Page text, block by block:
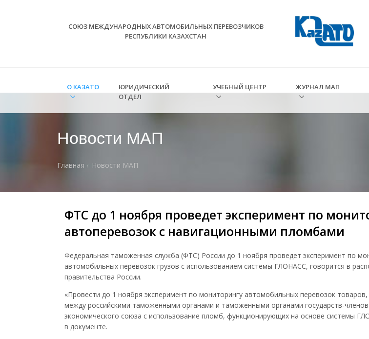
СОЮЗ МЕЖДУНАРОДНЫХ АВТОМОБИЛЬНЫХ ПЕРЕВОЗЧИКОВ
РЕСПУБЛИКИ КАЗАХСТАН
О КАЗАТО
ЮРИДИЧЕСКИЙ
ОТДЕЛ
УЧЕБНЫЙ ЦЕНТР ЖУРНАЛ МАП
Новости МАП
Главная Новости МАП
ФТС до 1 ноября проведет эксперимент по
автоперевозок с навигационными пломбами
Федеральная таможенная служба (ФТС) России до 1 ноября проведет эксперимент по
автомобильных перевозок грузов с использованием системы ГЛОНАСС, говорится в
правительства России.
«Провести до 1 ноября эксперимент по мониторингу автомобильных перевозок
между российскими таможенными органами и таможенными органами государств-членов
экономического союза с использование пломб, функционирующих на основе системы
в документе.